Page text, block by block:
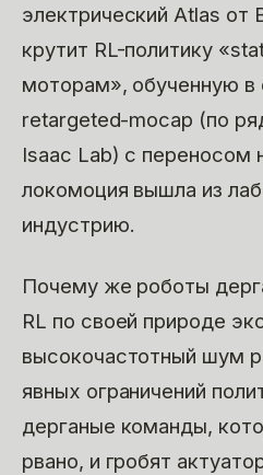
электрический Atlas от
крутит RL-политику
моторам», обученную в
retargeted-mocap (по
Isaac Lab) с переносом
локомоция вышла из
индустрию.
Почему же роботы
RL по своей природе
высокочастотный шум
явных ограничений
дерганые команды,
рвано, и гробят